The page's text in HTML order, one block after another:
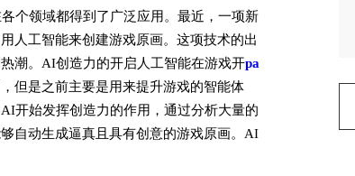
个领域都得到了广泛应用。最近，一项新
人工智能来创建游戏原画。这项技术的出
潮。AI创造力的开启人工智能在游戏开pa
但是之前主要是用来提升游戏的智能体
开始发挥创造力的作用，通过分析大量的
自动生成逼真且具有创意的游戏原画。AI